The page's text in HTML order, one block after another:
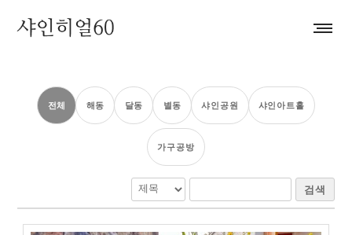
전체 해동 달동 별동 샤인공원 샤인아트홀
가구공방
검색